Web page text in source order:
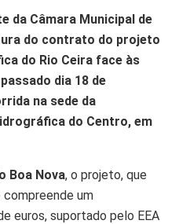
da Câmara Municipal de
do contrato do projeto
do Rio Ceira face às
dia 18 de
na sede da
do Centro, em
Boa Nova, o projeto, que
um
euros, suportado pelo EEA